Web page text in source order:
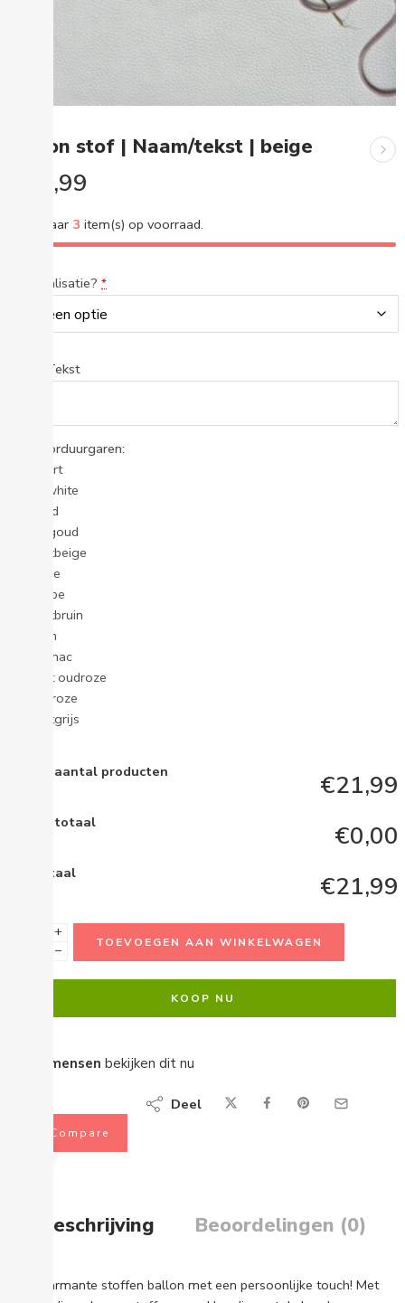
Ballon stof | Naam/tekst | beige
21,99
Nog maar 3 item(s) op voorraad.
Personalisatie? *
Naam/Tekst
Kleur borduurgaren:
Zwart
Offwhite
Goud
Lihtgoud
Lichtbeige
Beige
Taupe
Lichtbruin
Bruin
Cognac
Licht oudroze
Oudroze
Lichtgrijs
Totaal aantal producten €21,99
Opties totaal €0,00
Eindtotaal €21,99
+
−
TOEVOEGEN AAN WINKELWAGEN
KOOP NU
mensen bekijken dit nu
Compare
Deel
Beschrijving Beoordelingen (0)
Een charmante stoffen ballon met een persoonlijke touch! Met